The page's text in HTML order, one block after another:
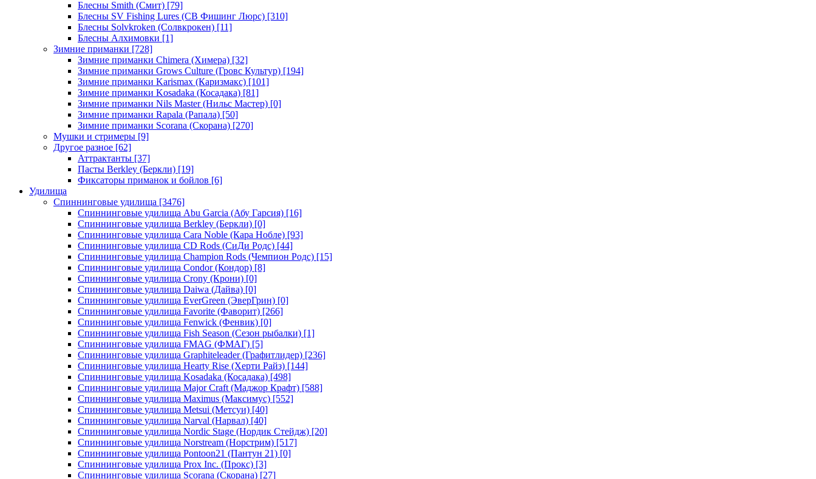
Блесны Smith (Смит) [79]
Блесны SV Fishing Lures (СВ Фишинг Люрс) [310]
Блесны Solvkroken (Солвкрокен) [11]
Блесны Алхимовки [1]
Зимние приманки [728]
Зимние приманки Chimera (Химера) [32]
Зимние приманки Grows Culture (Гровс Культур) [194]
Зимние приманки Karismax (Каризмакс) [101]
Зимние приманки Kosadaka (Косадака) [81]
Зимние приманки Nils Master (Нильс Мастер) [0]
Зимние приманки Rapala (Рапала) [50]
Зимние приманки Scorana (Скорана) [270]
Мушки и стримеры [9]
Другое разное [62]
Аттрактанты [37]
Пасты Berkley (Беркли) [19]
Фиксаторы приманок и бойлов [6]
Удилища
Спиннинговые удилища [3476]
Спиннинговые удилища Abu Garcia (Абу Гарсия) [16]
Спиннинговые удилища Berkley (Беркли) [0]
Спиннинговые удилища Cara Noble (Кара Нобле) [93]
Спиннинговые удилища CD Rods (СиДи Родс) [44]
Спиннинговые удилища Champion Rods (Чемпион Родс) [15]
Спиннинговые удилища Condor (Кондор) [8]
Спиннинговые удилища Crony (Крони) [0]
Спиннинговые удилища Daiwa (Дайва) [0]
Спиннинговые удилища EverGreen (ЭверГрин) [0]
Спиннинговые удилища Favorite (Фаворит) [266]
Спиннинговые удилища Fenwick (Фенвик) [0]
Спиннинговые удилища Fish Season (Сезон рыбалки) [1]
Спиннинговые удилища FMAG (ФМАГ) [5]
Спиннинговые удилища Graphiteleader (Графитлидер) [236]
Спиннинговые удилища Hearty Rise (Херти Райз) [144]
Спиннинговые удилища Kosadaka (Косадака) [498]
Спиннинговые удилища Major Craft (Маджор Крафт) [588]
Спиннинговые удилища Maximus (Максимус) [552]
Спиннинговые удилища Metsui (Метсуи) [40]
Спиннинговые удилища Narval (Нарвал) [40]
Спиннинговые удилища Nordic Stage (Нордик Стейдж) [20]
Спиннинговые удилища Norstream (Норстрим) [517]
Спиннинговые удилища Pontoon21 (Пантун 21) [0]
Спиннинговые удилища Prox Inc. (Прокс) [3]
Спиннинговые удилища Scorana (Скорана) [27]